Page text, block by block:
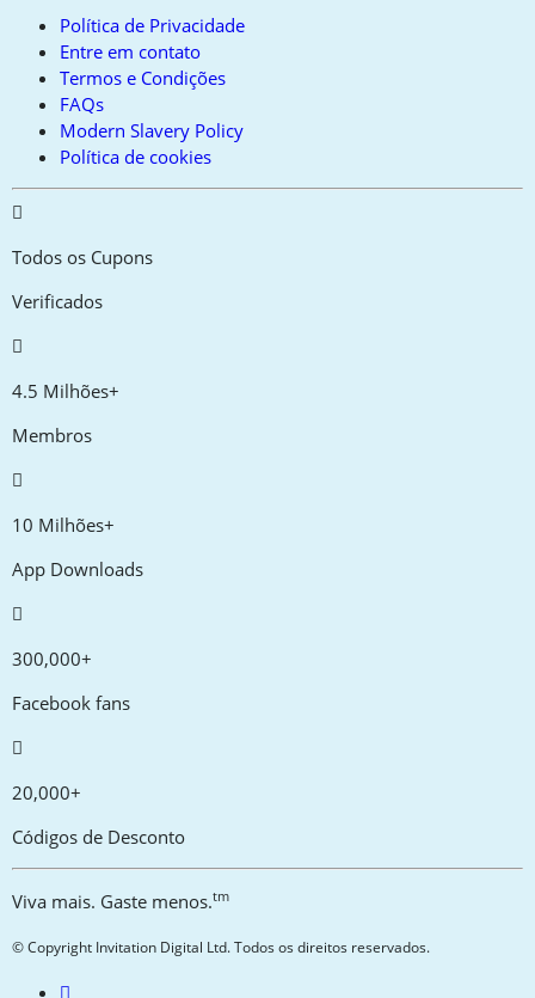
Política de Privacidade
Entre em contato
Termos e Condições
FAQs
Modern Slavery Policy
Política de cookies
Todos os Cupons
Verificados
4.5 Milhões+
Membros
10 Milhões+
App Downloads
300,000+
Facebook fans
20,000+
Códigos de Desconto
Viva mais. Gaste menos.tm
© Copyright Invitation Digital Ltd. Todos os direitos reservados.